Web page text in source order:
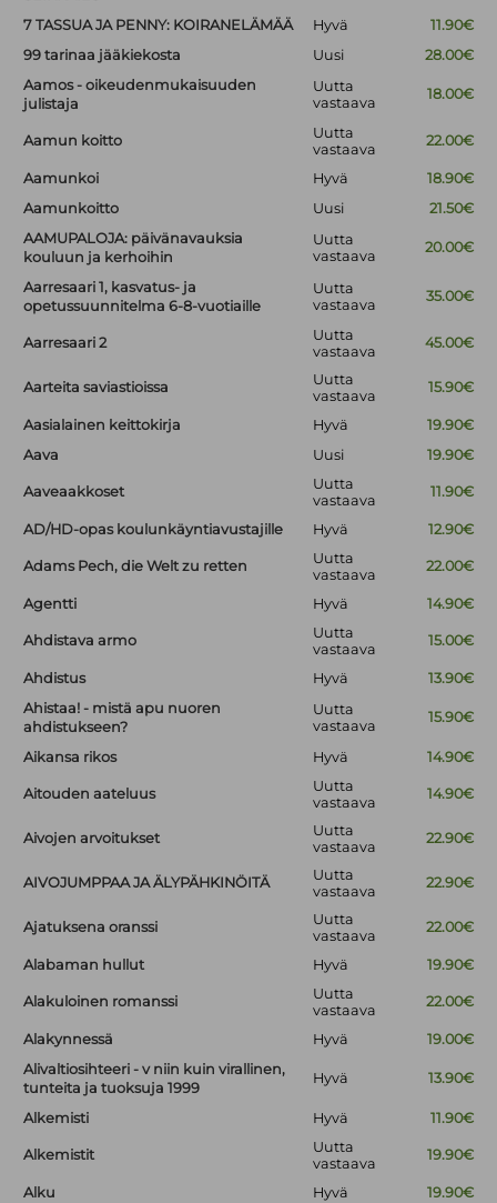
7 TASSUA JA PENNY: KOIRANELÄMÄÄ Hyvä
11.90€
99 tarinaa jääkiekosta
Uusi
28.00€
Aamos - oikeudenmukaisuuden
julistaja
Uutta
vastaava
18.00€
Aamun koitto
Uutta
vastaava
22.00€
Aamunkoi Hyvä
18.90€
Aamunkoitto
Uusi
21.50€
AAMUPALOJA: päivänavauksia
kouluun ja kerhoihin
Uutta
vastaava
20.00€
Aarresaari 1, kasvatus- ja
opetussuunnitelma 6-8-vuotiaille
Uutta
vastaava
35.00€
Aarresaari 2
Uutta
vastaava
45.00€
Aarteita saviastioissa
Uutta
vastaava
15.90€
Aasialainen keittokirja Hyvä
19.90€
Aava
Uusi 19.90€
Aaveaakkoset
Uutta
vastaava
11.90€
AD/HD-opas koulunkäyntiavustajille Hyvä 12.90€
Adams Pech, die Welt zu retten
Uutta
vastaava
22.00€
Agentti Hyvä 14.90€
Ahdistava armo
Uutta
vastaava
15.00€
Ahdistus Hyvä
13.90€
Ahistaa! - mistä apu nuoren
ahdistukseen?
Uutta
vastaava
15.90€
Aikansa rikos Hyvä 14.90€
Aitouden aateluus
Uutta
vastaava
14.90€
Aivojen arvoitukset
Uutta
vastaava
22.90€
AIVOJUMPPAA JA ÄLYPÄHKINÖITÄ
Uutta
vastaava
22.90€
Ajatuksena oranssi
Uutta
vastaava
22.00€
Alabaman hullut Hyvä 19.90€
Alakuloinen romanssi
Uutta
vastaava
22.00€
Alakynnessä Hyvä
19.00€
Alivaltiosihteeri - v niin kuin virallinen,
tunteita ja tuoksuja 1999
Hyvä 13.90€
Alkemisti Hyvä 11.90€
Alkemistit
Uutta
vastaava
19.90€
Alku Hyvä 19.90€